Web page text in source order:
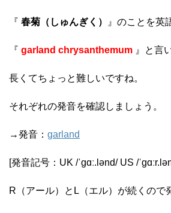
『 春菊（しゅんぎく） 』のことを英
『 garland chrysanthemum 』と言
長くてちょっと難しいですね。
それぞれの発音を確認しましょう。
→発音： garland
[発音記号：UK /ˈɡɑː.lənd/ US /
R（アール）とL（エル）が続くので